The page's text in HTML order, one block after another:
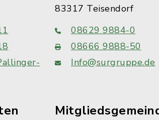
83317 Teisendorf
08629 9884-0
08666 9888-50
Info@surgruppe.de